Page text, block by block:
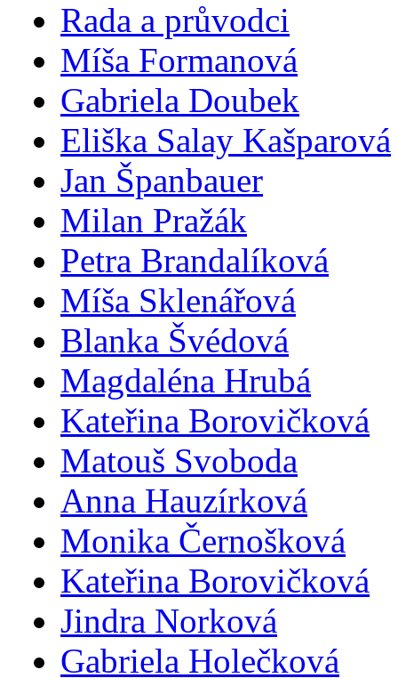
Rada a průvodci
Míša Formanová
Gabriela Doubek
Eliška Salay Kašparová
Jan Španbauer
Milan Pražák
Petra Brandalíková
Míša Sklenářová
Blanka Švédová
Magdaléna Hrubá
Kateřina Borovičková
Matouš Svoboda
Anna Hauzírková
Monika Černošková
Kateřina Borovičková
Jindra Norková
Gabriela Holečková